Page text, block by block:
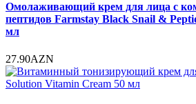
Омолаживающий крем для лица с
пептидов Farmstay Black Snail &
мл
27.90AZN